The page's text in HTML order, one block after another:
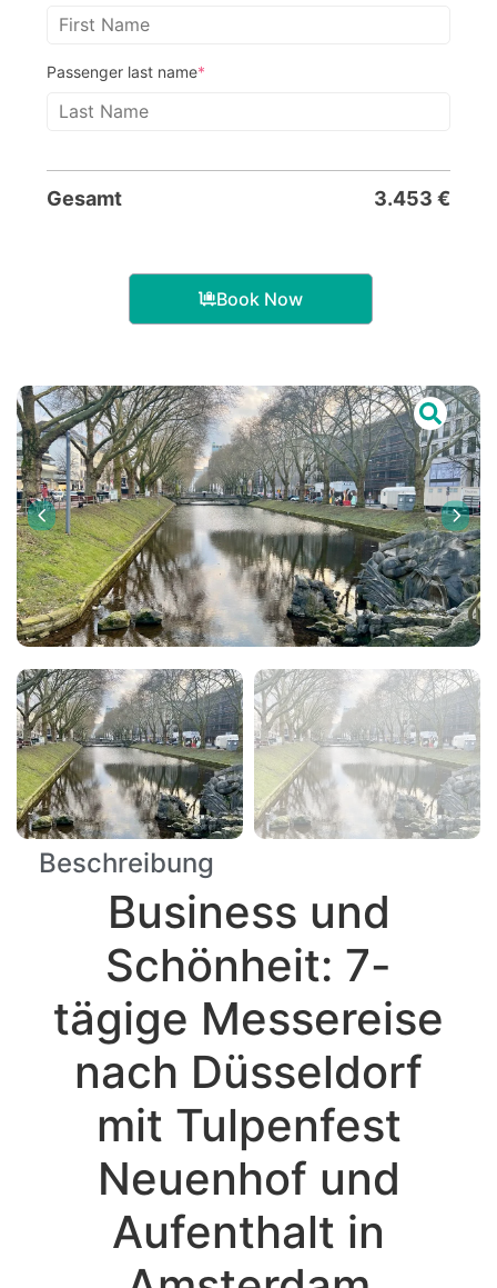
Beschreibung
Business und
Schönheit: 7-
tägige Messereise
nach Düsseldorf
mit Tulpenfest
Neuenhof und
Aufenthalt in
Passenger last name*
Gesamt 3.453 €
Book Now